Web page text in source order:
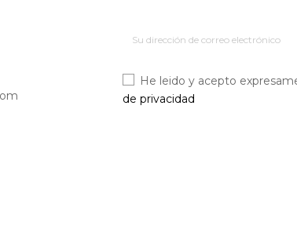
He leido y acepto
de privacidad